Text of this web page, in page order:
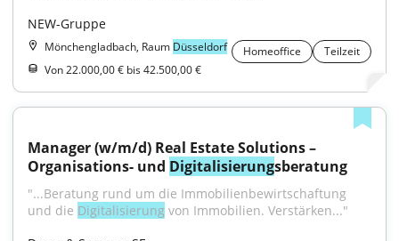
NEW-Gruppe
Mönchengladbach, Raum Düsseldorf Homeoffice
Teilzeit
Von 22.000,00 € bis 42.500,00 €
Manager (w/m/d) Real Estate Solutions –
Organisations- und Digitalisierungsberatung
"...Beratung rund um die Immobilienbewirtschaftung
und die Digitalisierung von Immobilien. Verstärken..."